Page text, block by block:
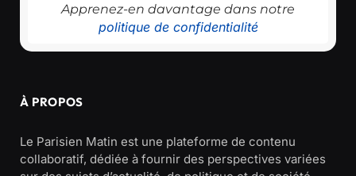
Apprenez-en davantage dans notre
politique de confidentialité
À PROPOS
Le Parisien Matin est une plateforme de contenu
collaboratif, dédiée à fournir des perspectives variées